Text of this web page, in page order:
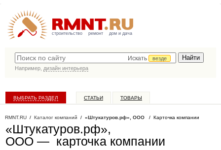
строительство ремонт дом и дача
Искать
везде
Например, дизайн интерьера
ВЫБРАТЬ РАЗДЕЛ СТАТЬИ ТОВАРЫ
RMNT.RU / Каталог компаний / «Штукатуров.рф», ООО / Карточка компании
«Штукатуров.рф»,
ООО — карточка компании